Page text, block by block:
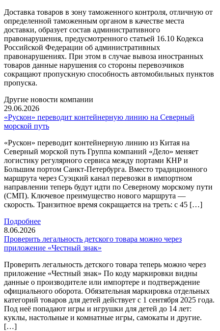
Доставка товаров в зону таможенного контроля, отличную от
определенной таможенным органом в качестве места
доставки, образует состав административного
правонарушения, предусмотренного статьей 16.10 Кодекса
Российской Федерации об административных
правонарушениях. При этом в случае вывоза иностранных
товаров данные нарушения со стороны перевозчиков
сокращают пропускную способность автомобильных пунктов
пропуска.
Другие новости компании
29.06.2026
«Рускон» переводит контейнерную линию на Северный
морской путь
«Рускон» переводит контейнерную линию из Китая на
Северный морской путь Группа компаний «Дело» меняет
логистику регулярного сервиса между портами КНР и
Большим портом Санкт-Петербурга. Вместо традиционного
маршрута через Суэцкий канал перевозки в импортном
направлении теперь будут идти по Северному морскому пути
(СМП). Ключевое преимущество нового маршрута —
скорость. Транзитное время сокращается на треть: с 45 […]
Подробнее
8.06.2026
Проверить легальность детского товара можно через
приложение «Честный знак»
Проверить легальность детского товара теперь можно через
приложение «Честный знак» По коду маркировки видны
данные о производителе или импортере и подтверждение
официального оборота. Обязательная маркировка отдельных
категорий товаров для детей действует с 1 сентября 2025 года.
Под неё попадают игры и игрушки для детей до 14 лет:
куклы, настольные и комнатные игры, самокаты и другие.
[…]